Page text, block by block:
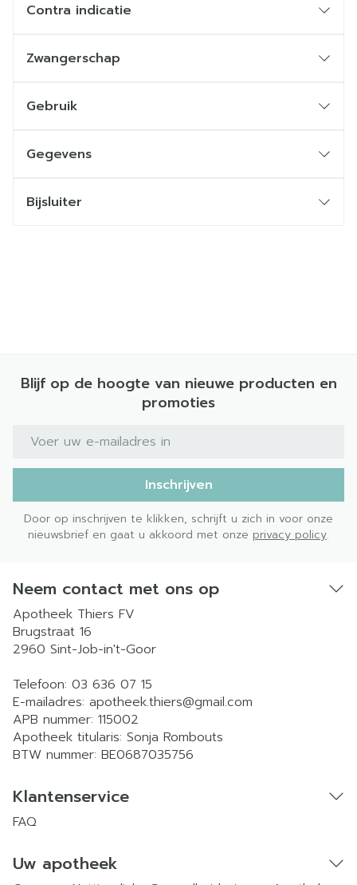
Contra indicatie
Zwangerschap
Gebruik
Gegevens
Bijsluiter
Blijf op de hoogte van nieuwe producten en
promoties
E-mail adres
Inschrijven
Door op inschrijven te klikken, schrijft u zich in voor onze
nieuwsbrief en gaat u akkoord met onze privacy policy.
Neem contact met ons op
Apotheek Thiers FV
Brugstraat 16
2960 Sint-Job-in't-Goor
Telefoon: 03 636 07 15
E-mailadres: apotheek.thiers@gmail.com
APB nummer: 115002
Apotheek titularis: Sonja Rombouts
BTW nummer: BE0687035756
Klantenservice
FAQ
Uw apotheek